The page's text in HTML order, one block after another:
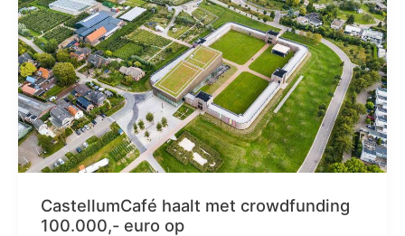
CastellumCafé haalt met crowdfunding
100.000,- euro op